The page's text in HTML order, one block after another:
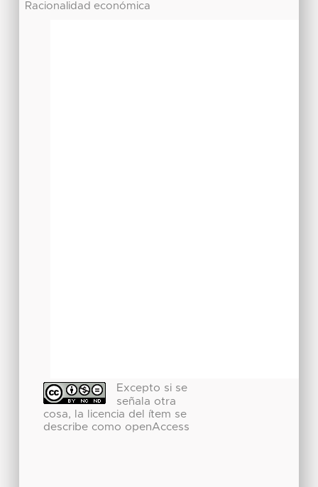
Racionalidad económica
Excepto si se
señala otra
cosa, la licencia del ítem se
describe como openAccess